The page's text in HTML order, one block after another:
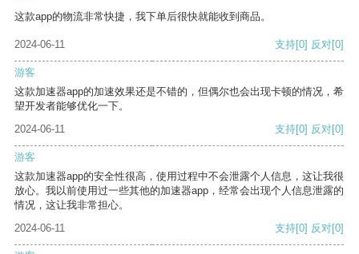
这款app的物流非常快捷，我下单后很快就能收到商品。
2024-06-11 支持[0] 反对[0]
游客
这款加速器app的加速效果还是不错的，但偶尔也会出现卡顿的情况，希
望开发者能够优化一下。
2024-06-11
支持[0] 反对[0]
游客
这款加速器app的安全性很高，使用过程中不会泄露个人信息，这让我很
放心。我以前使用过一些其他的加速器app，经常会出现个人信息泄露的
情况，这让我非常担心。
2024-06-11
支持[0] 反对[0]